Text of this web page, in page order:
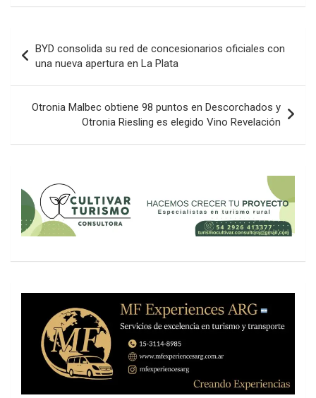
de
entradas
BYD consolida su red de concesionarios oficiales con
una nueva apertura en La Plata
Otronia Malbec obtiene 98 puntos en Descorchados y
Otronia Riesling es elegido Vino Revelación